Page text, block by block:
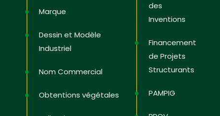
Marque
Dessin et Modèle
Industriel
Nom Commercial
Obtentions végétales
des
Inventions
Financement
de Projets
Structurants
PAMPIG